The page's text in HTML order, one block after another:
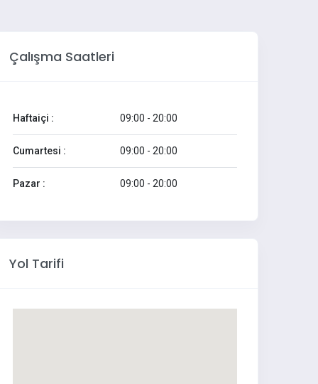
Çalışma Saatleri
Haftaiçi : 09:00 - 20:00
Cumartesi : 09:00 - 20:00
Pazar : 09:00 - 20:00
Yol Tarifi